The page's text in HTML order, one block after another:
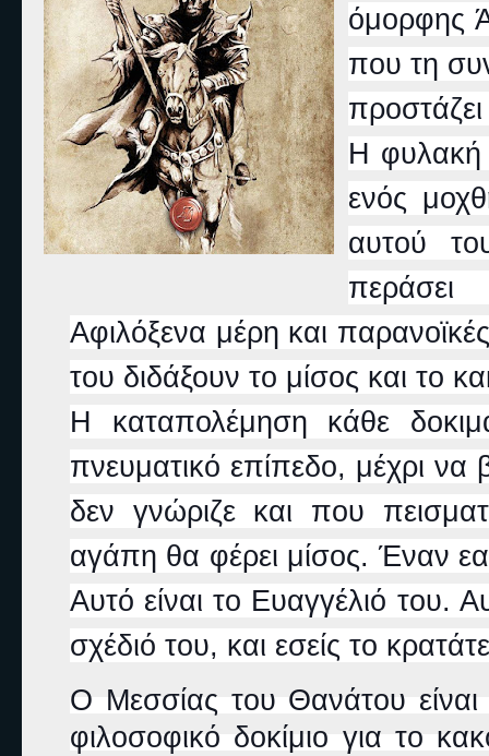
όμορφης
που τη
Η φυλακή
ενός
αυτού
περάσει
Αφιλόξενα μέρη και
του διδάξουν το μίσος και το
Η καταπολέμηση κάθε
πνευματικό επίπεδο, μέχρι
δεν γνώριζε και που
αγάπη θα φέρει μίσος. Έναν
Αυτό είναι το Ευαγγέλιό του.
σχέδιό του, και εσείς το
Ο Μεσσίας του Θανάτου
φιλοσοφικό δοκίμιο για το